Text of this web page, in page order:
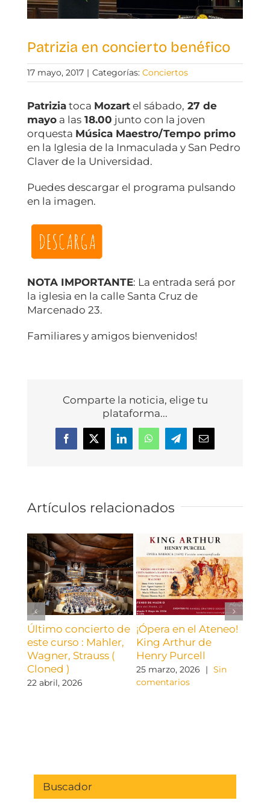
Patrizia en concierto benéfico
17 mayo, 2017 | Categorías: Conciertos
Patriziatoca Mozartel sábado, 27 de
mayoa las18.00 junto con la joven
orquesta Música Maestro/Tempo primo
en la Iglesia de la Inmaculada y San Pedro
Claver de la Universidad.
Puedes descargar el programa pulsando
en la imagen.
NOTA IMPORTANTE: La entrada será por
la iglesia en la calle Santa Cruz de
Marcenado 23.
Familiares y amigos bienvenidos!
Comparte la noticia, elige tu
plataforma...
Facebook
X LinkedInWhatsAppTelegramCorreo
electrónico
Artículos relacionados
Último concierto de
este curso : Mahler,
Wagner, Strauss (
Cloned )
22 abril, 2026
¡Ópera en el Ateneo!
King Arthur de
Henry Purcell
25 marzo, 2026 | Sin
comentarios
Buscador